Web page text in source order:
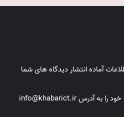
آماده انتشار دیدگاه های شما
شما می توانید مطالب و مقالات خود را به آدرس info@khabarict.ir